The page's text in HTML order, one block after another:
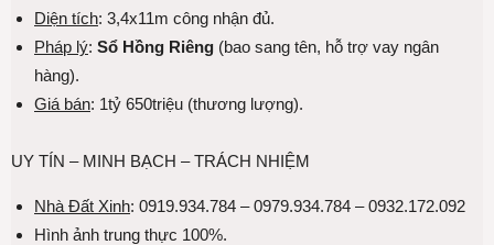
Diện tích: 3,4x11m công nhận đủ.
Pháp lý: Sổ Hồng Riêng (bao sang tên, hỗ trợ vay ngân
hàng).
Giá bán: 1tỷ 650triệu (thương lượng).
UY TÍN – MINH BẠCH – TRÁCH NHIỆM
Nhà Đất Xinh: 0919.934.784 – 0979.934.784 – 0932.172.092
Hình ảnh trung thực 100%.